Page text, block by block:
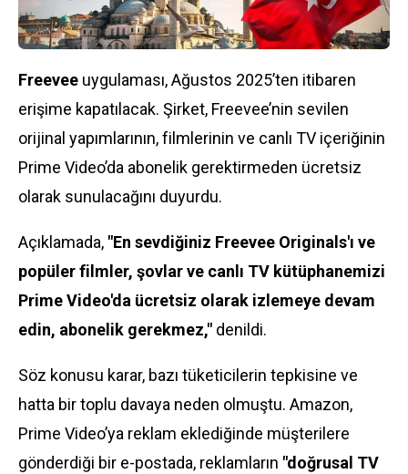
Freevee uygulaması, Ağustos 2025’ten itibaren
erişime kapatılacak. Şirket, Freevee’nin sevilen
orijinal yapımlarının, filmlerinin ve canlı TV içeriğinin
Prime Video’da abonelik gerektirmeden ücretsiz
olarak sunulacağını duyurdu.
Açıklamada, "En sevdiğiniz Freevee Originals'ı ve
popüler filmler, şovlar ve canlı TV kütüphanemizi
Prime Video'da ücretsiz olarak izlemeye devam
edin, abonelik gerekmez," denildi.
Söz konusu karar, bazı tüketicilerin tepkisine ve
hatta bir toplu davaya neden olmuştu. Amazon,
Prime Video’ya reklam eklediğinde müşterilere
gönderdiği bir e-postada, reklamların "doğrusal TV